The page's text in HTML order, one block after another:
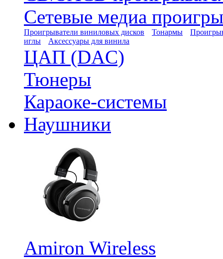
Сетевые медиа
Проигрыватели виниловых дисков Тонармы
иглы
Аксессуары для винила
ЦАП (DAC)
Тюнеры
Караоке-системы
Наушники
Amiron Wireless